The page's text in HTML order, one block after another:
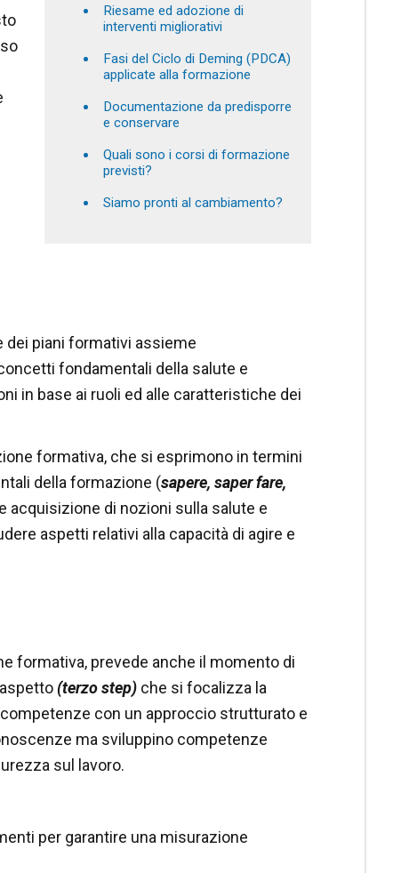
Riesame ed adozione di
interventi migliorativi
Fasi del Ciclo di Deming (PDCA)
applicate alla formazione
Documentazione da predisporre
e conservare
Quali sono i corsi di formazione
previsti?
Siamo pronti al cambiamento?
piani formativi assieme
fondamentali della salute e
in base ai ruoli ed alle caratteristiche dei
formativa, che si esprimono in termini
della formazione (sapere, saper fare,
acquisizione di nozioni sulla salute e
aspetti relativi alla capacità di agire e
formativa, prevede anche il momento di
(terzo step) che si focalizza la
con un approccio strutturato e
ma sviluppino competenze
sul lavoro.
per garantire una misurazione